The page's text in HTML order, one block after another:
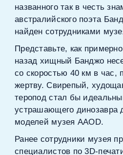
названного так в честь
австралийского поэта
найден сотрудниками
Представьте, как
назад хищный Банджо
со скоростью 40 км в час,
жертву. Свирепый,
теропод стал бы
устрашающего динозавра
моделей музея AAOD.
Ранее сотрудники музея
специалистов по